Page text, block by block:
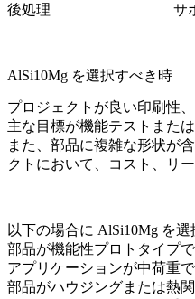
後処理
サ
AlSi10Mg を選択すべき時
プロジェクトが良い印刷性
主な目標が機能テストまた
また、部品に複雑な形状が
クトにおいて、コスト、リ
以下の場合に AlSi10Mg を選
部品が機能性プロトタイプ
アプリケーションが中荷重
部品がハウジングまたは熱